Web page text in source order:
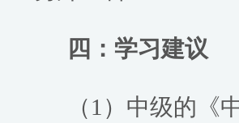
四：学习建议
（1）中级的《中